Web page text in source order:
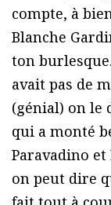
compte, à
Blanche
ton
avait pas de
(génial) on le
qui a monté
Paravadino
on peut dire